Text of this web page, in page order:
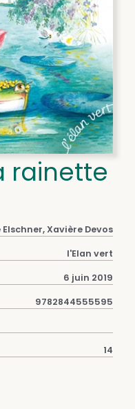
rainette
Xavière Devos
l'Elan vert
6 juin 2019
9782844555595
14